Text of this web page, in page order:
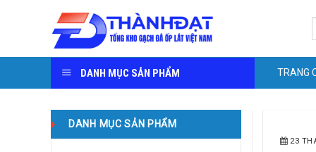
DANH MỤC SẢN PHẨM TRANG
DANH MỤC SẢN PHẨM
23